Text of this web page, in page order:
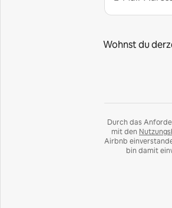
Wohnst du
Durch das
mit den
Airbnb
bin damit